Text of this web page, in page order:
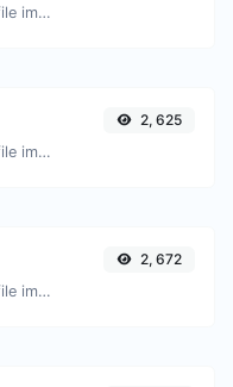
Converti facilmente i file immagine GIF in PNG.
Converti facilmente i file immagine GIF in WEBP.
2, 625
Converti facilmente i file immagine GIF in JPG.
2, 672